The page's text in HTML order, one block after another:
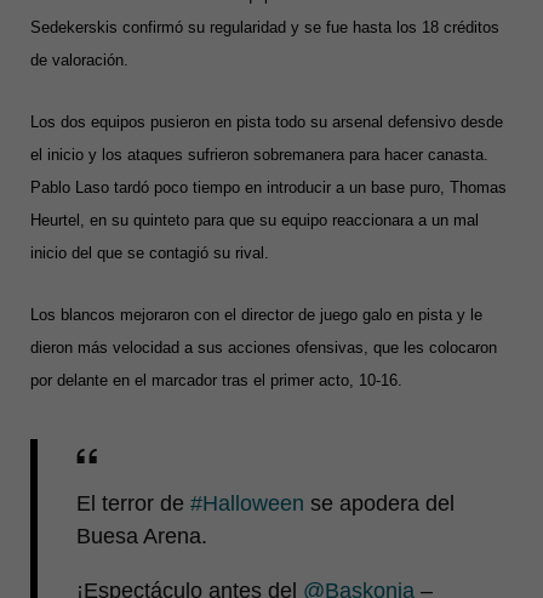
Sedekerskis confirmó su regularidad y se fue hasta los 18 créditos
de valoración.
Los dos equipos pusieron en pista todo su arsenal defensivo desde
el inicio y los ataques sufrieron sobremanera para hacer canasta.
Pablo Laso tardó poco tiempo en introducir a un base puro, Thomas
Heurtel, en su quinteto para que su equipo reaccionara a un mal
inicio del que se contagió su rival.
Los blancos mejoraron con el director de juego galo en pista y le
dieron más velocidad a sus acciones ofensivas, que les colocaron
por delante en el marcador tras el primer acto, 10-16.
El terror de#Halloween se apodera del
Buesa Arena.
¡Espectáculo antes del @Baskonia –